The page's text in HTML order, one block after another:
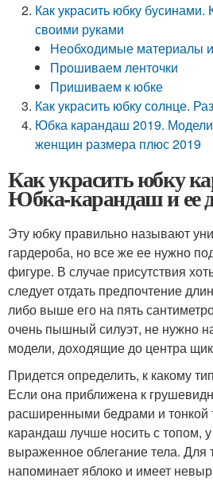
Как украсить юбку бусинами.
своими руками
Необходимые материалы
Прошиваем ленточки
Пришиваем к юбке
Как украсить юбку солнце.
Юбка карандаш 2019.
женщин размера плюс 2019
Как украсить юбку
Юбка-карандаш и ее
Эту юбку правильно называют
гардероба, но все же ее нужно
фигуре. В случае присутствия
следует отдать предпочтение
либо выше его на пять
очень пышный силуэт, не нужно
модели, доходящие до центра
Придется определить, к какому
Если она приближена к
расширенными бедрами и тонкой
карандаш лучше носить с топом, у
выраженное облегание тела. Для
напоминает яблоко и имеет